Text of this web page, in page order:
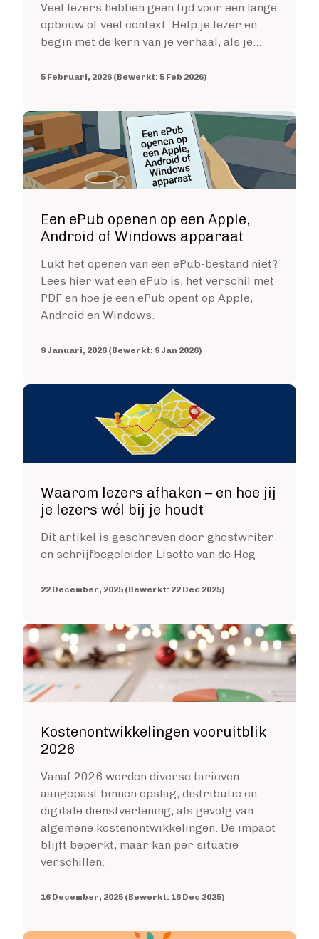
Luisterboek
ZAKELIJK
Coachingboek
Lifestyle
Biografie
Dagboek
Gezondheidsboek
Reisboek
Boek schrijven
Fictie
Chicklit
Fantasy
Roman
Support
Blog
Over ons
Account maken
Veel lezers hebben geen tijd voor een lange
opbouw of veel context. Help je lezer en
begin met de kern van je verhaal, als je...
5 Februari, 2026 (Bewerkt: 5 Feb 2026)
Image
Een ePub openen op een Apple,
Android of Windows apparaat
Lukt het openen van een ePub-bestand niet?
Lees hier wat een ePub is, het verschil met
PDF en hoe je een ePub opent op Apple,
Android en Windows.
9 Januari, 2026 (Bewerkt: 9 Jan 2026)
Image
Waarom lezers afhaken – en hoe jij
je lezers wél bij je houdt
Dit artikel is geschreven door ghostwriter
en schrijfbegeleider Lisette van de Heg
22 December, 2025 (Bewerkt: 22 Dec 2025)
Image
Kostenontwikkelingen vooruitblik
2026
Vanaf 2026 worden diverse tarieven
aangepast binnen opslag, distributie en
digitale dienstverlening, als gevolg van
algemene kostenontwikkelingen. De impact
blijft beperkt, maar kan per situatie
verschillen.
16 December, 2025 (Bewerkt: 16 Dec 2025)